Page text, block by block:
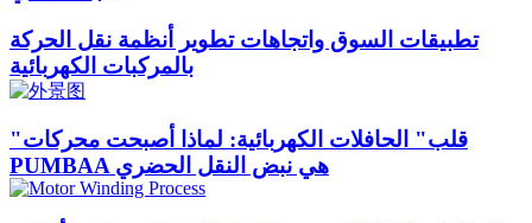
تطبيقات السوق واتجاهات تطوير أنظمة نقل الحركة
بالمركبات الكهربائية
"قلب" الحافلات الكهربائية: لماذا أصبحت محركات
PUMBAA هي نبض النقل الحضري